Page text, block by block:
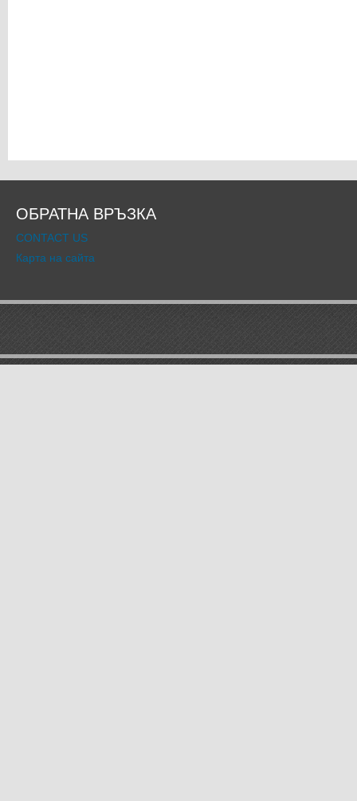
ОБРАТНА ВРЪЗКА
CONTACT US
Карта на сайта